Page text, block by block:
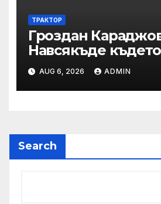
ТРАКТОР
Гроздан
Навсякъде
възможна
в железницата,
има система за
AUG 6, 2026 ADMIN
Search